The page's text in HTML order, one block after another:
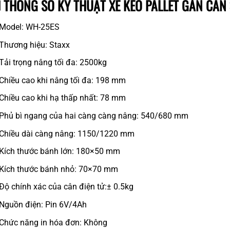
SỐ KỸ THUẬT XE KÉO PALLET GẮN CÂN
WH-25ES
hiệu: Staxx
trọng nâng tối đa: 2500kg
cao khi nâng tối đa: 198 mm
cao khi hạ thấp nhất: 78 mm
bì ngang của hai càng càng nâng: 540/680 mm
dài càng nâng: 1150/1220 mm
thước bánh lớn: 180×50 mm
thước bánh nhỏ: 70×70 mm
chính xác của cân điện tử:± 0.5kg
điện: Pin 6V/4Ah
năng in hóa đơn: Không